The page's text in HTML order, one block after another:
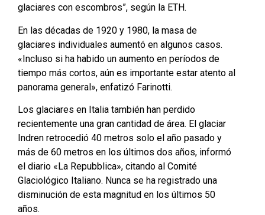
glaciares con escombros”, según la ETH.
En las décadas de 1920 y 1980, la masa de
glaciares individuales aumentó en algunos casos.
«Incluso si ha habido un aumento en períodos de
tiempo más cortos, aún es importante estar atento al
panorama general», enfatizó Farinotti.
Los glaciares en Italia también han perdido
recientemente una gran cantidad de área. El glaciar
Indren retrocedió 40 metros solo el año pasado y
más de 60 metros en los últimos dos años, informó
el diario «La Repubblica», citando al Comité
Glaciológico Italiano. Nunca se ha registrado una
disminución de esta magnitud en los últimos 50
años.